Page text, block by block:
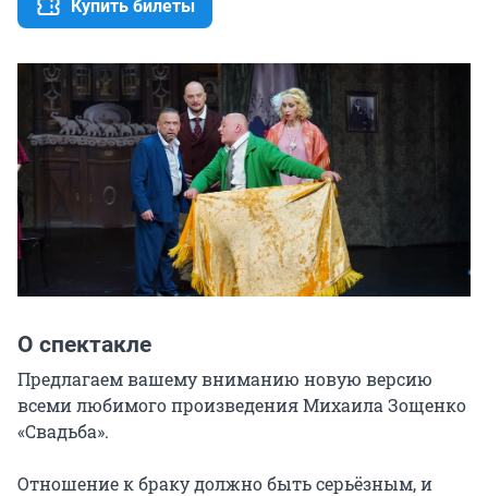
Купить билеты
О спектакле
Предлагаем вашему вниманию новую версию
всеми любимого произведения Михаила Зощенко
«Свадьба».
Отношение к браку должно быть серьёзным, и